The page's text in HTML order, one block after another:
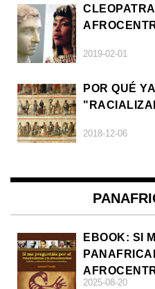
2019-02-01
POR QUÉ
2018-12-06
EBOOK: SI
2025-08-20